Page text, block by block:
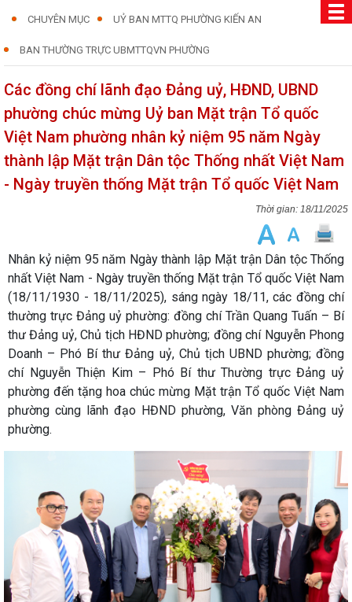
CHUYÊN MỤC UỶ BAN MTTQ PHƯỜNG KIẾN AN
BAN THƯỜNG TRỰC UBMTTQVN PHƯỜNG
Các đồng chí lãnh đạo Đảng uỷ, HĐND, UBND
phường chúc mừng Uỷ ban Mặt trận Tổ quốc
Việt Nam phường nhân kỷ niệm 95 năm Ngày
thành lập Mặt trận Dân tộc Thống nhất Việt Nam
- Ngày truyền thống Mặt trận Tổ quốc Việt Nam
18/11/2025
Nhân kỷ niệm 95 năm Ngày thành lập Mặt trận Dân tộc Thống
nhất Việt Nam - Ngày truyền thống Mặt trận Tổ quốc Việt Nam
(18/11/1930 - 18/11/2025), sáng ngày 18/11, các đồng chí
thường trực Đảng uỷ phường: đồng chí Trần Quang Tuấn – Bí
thư Đảng uỷ, Chủ tịch HĐND phường; đồng chí Nguyễn Phong
Doanh – Phó Bí thư Đảng uỷ, Chủ tịch UBND phường; đồng
chí Nguyễn Thiện Kim – Phó Bí thư Thường trực Đảng uỷ
phường đến tặng hoa chúc mừng Mặt trận Tổ quốc Việt Nam
phường cùng lãnh đạo HĐND phường, Văn phòng Đảng uỷ
phường.